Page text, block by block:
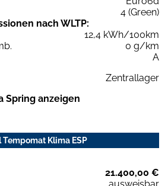
4 (Green)
nach WLTP:
12,4 kWh/100km
0 g/km
A
Zentrallager
Spring anzeigen
Tempomat Klima ESP
21.400,00 €